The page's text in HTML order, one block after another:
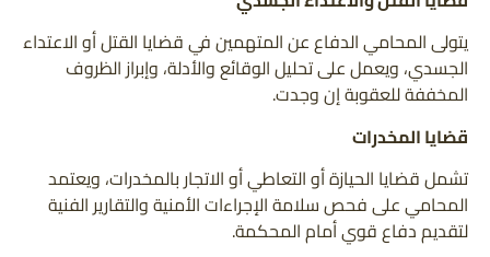
يتولى المحامي الدفاع عن المتهمين في قضايا القتل أو الاعتداء
الجسدي، ويعمل على تحليل الوقائع والأدلة، وإبراز الظروف
المخففة للعقوبة إن وجدت.
قضايا المخدرات
تشمل قضايا الحيازة أو التعاطي أو الاتجار بالمخدرات، ويعتمد
المحامي على فحص سلامة الإجراءات الأمنية والتقارير الفنية
لتقديم دفاع قوي أمام المحكمة.